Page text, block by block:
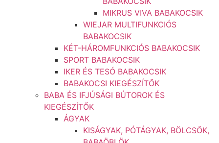
MIKRUS VIVA BABAKOCSIK
WIEJAR MULTIFUNKCIÓS
BABAKOCSIK
KÉT-HÁROMFUNKCIÓS BABAKOCSIK
SPORT BABAKOCSIK
IKER ÉS TESÓ BABAKOCSIK
BABAKOCSI KIEGÉSZÍTŐK
BABA ÉS IFJÚSÁGI BÚTOROK ÉS
KIEGÉSZÍTŐK
ÁGYAK
KISÁGYAK, PÓTÁGYAK, BÖLCSŐK,